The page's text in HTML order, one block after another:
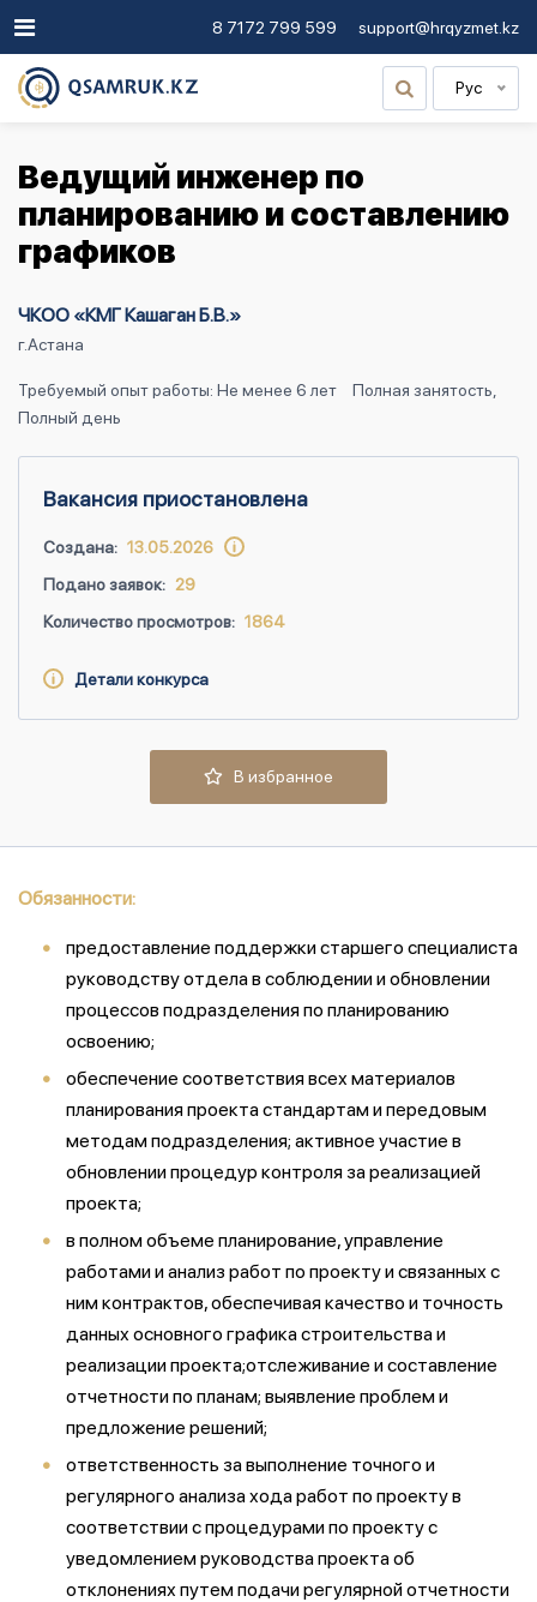
8 7172 799 599 support@hrqyzmet.kz
Рус
Ведущий инженер по
планированию и составлению
графиков
ЧКОО «КМГ Кашаган Б.В.»
г.Астана
Требуемый опыт работы: Не менее 6 лет
Полная занятость,
Полный день
Вакансия приостановлена
Создана: 13.05.2026
Подано заявок: 29
Количество просмотров: 1864
Детали конкурса
В избранное
Обязанности:
предоставление поддержки старшего специалиста
руководству отдела в соблюдении и обновлении
процессов подразделения по планированию
освоению;
обеспечение соответствия всех материалов
планирования проекта стандартам и передовым
методам подразделения; активное участие в
обновлении процедур контроля за реализацией
проекта;
в полном объеме планирование, управление
работами и анализ работ по проекту и связанных с
ним контрактов, обеспечивая качество и точность
данных основного графика строительства и
реализации проекта;отслеживание и составление
отчетности по планам; выявление проблем и
предложение решений;
ответственность за выполнение точного и
регулярного анализа хода работ по проекту в
соответствии с процедурами по проекту с
уведомлением руководства проекта об
отклонениях путем подачи регулярной отчетности